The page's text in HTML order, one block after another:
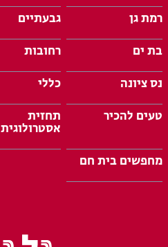
רמת גן
גבעתיים
בת ים
רחובות
נס ציונה
כללי
טעים להכיר
תחזית
אסטרולוגית
מחפשים בית חם